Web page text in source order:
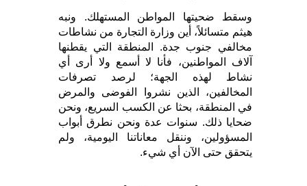
وسقط ضحيتها المواطن المستهلك. ونبه
هيثم متسائلاً، أين وزارة التجارة من نشاطات
مخالفي جنوب جدة. المنطقة التي يقطنها
آلاف المواطنين، فأنا لا أسمع ولا أرى أي
نشاط لهذه الجهة؛ لرصد تصرفات
المخالفين، الذين نشروا الفوضى والمرض
في المنطقة، بحثا عن الكسب السريع، ونحن
ضحايا ذلك. سنوات عدة ونحن نطرق أبواب
المسؤولين، وننقل معاناتنا اليومية، ولم
يتحقق حتى الآن أي شيء.